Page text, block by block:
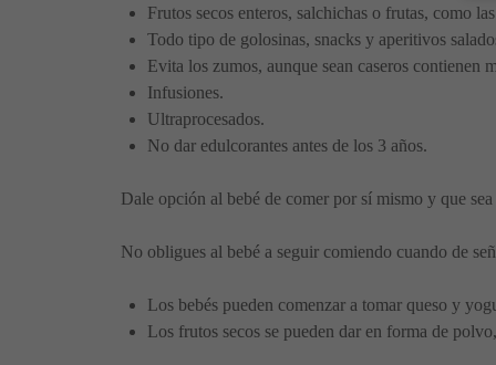
Frutos secos enteros, salchichas o frutas, como
Todo tipo de golosinas, snacks y aperitivos
Evita los zumos, aunque sean caseros contienen
Infusiones.
Ultraprocesados.
No dar edulcorantes antes de los 3 años.
Dale opción al bebé de comer por sí mismo y que
No obligues al bebé a seguir comiendo cuando de
Los bebés pueden comenzar a tomar queso y
Los frutos secos se pueden dar en forma de